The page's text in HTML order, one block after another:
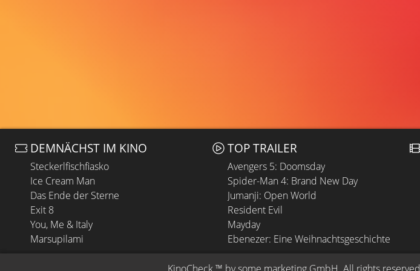
DEMNÄCHST IM KINO
Steckerlfischfiasko
Ice Cream Man
Das Ende der Sterne
Exit 8
You, Me & Italy
Marsupilami
TOP TRAILER
Avengers 5: Doomsday
Spider-Man 4: Brand New Day
Jumanji: Open World
Resident Evil
Mayday
Ebenezer: Eine Weihnachtsgeschichte